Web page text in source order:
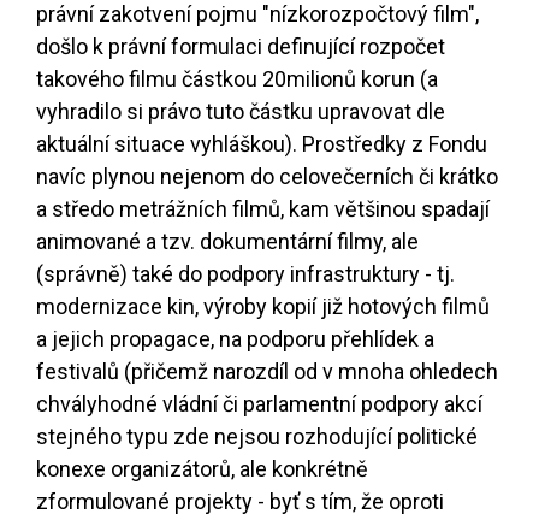
právní zakotvení pojmu "nízkorozpočtový film",
došlo k právní formulaci definující rozpočet
takového filmu částkou 20milionů korun (a
vyhradilo si právo tuto částku upravovat dle
aktuální situace vyhláškou). Prostředky z Fondu
navíc plynou nejenom do celovečerních či krátko
a středo metrážních filmů, kam většinou spadají
animované a tzv. dokumentární filmy, ale
(správně) také do podpory infrastruktury - tj.
modernizace kin, výroby kopií již hotových filmů
a jejich propagace, na podporu přehlídek a
festivalů (přičemž narozdíl od v mnoha ohledech
chvályhodné vládní či parlamentní podpory akcí
stejného typu zde nejsou rozhodující politické
konexe organizátorů, ale konkrétně
zformulované projekty - byť s tím, že oproti